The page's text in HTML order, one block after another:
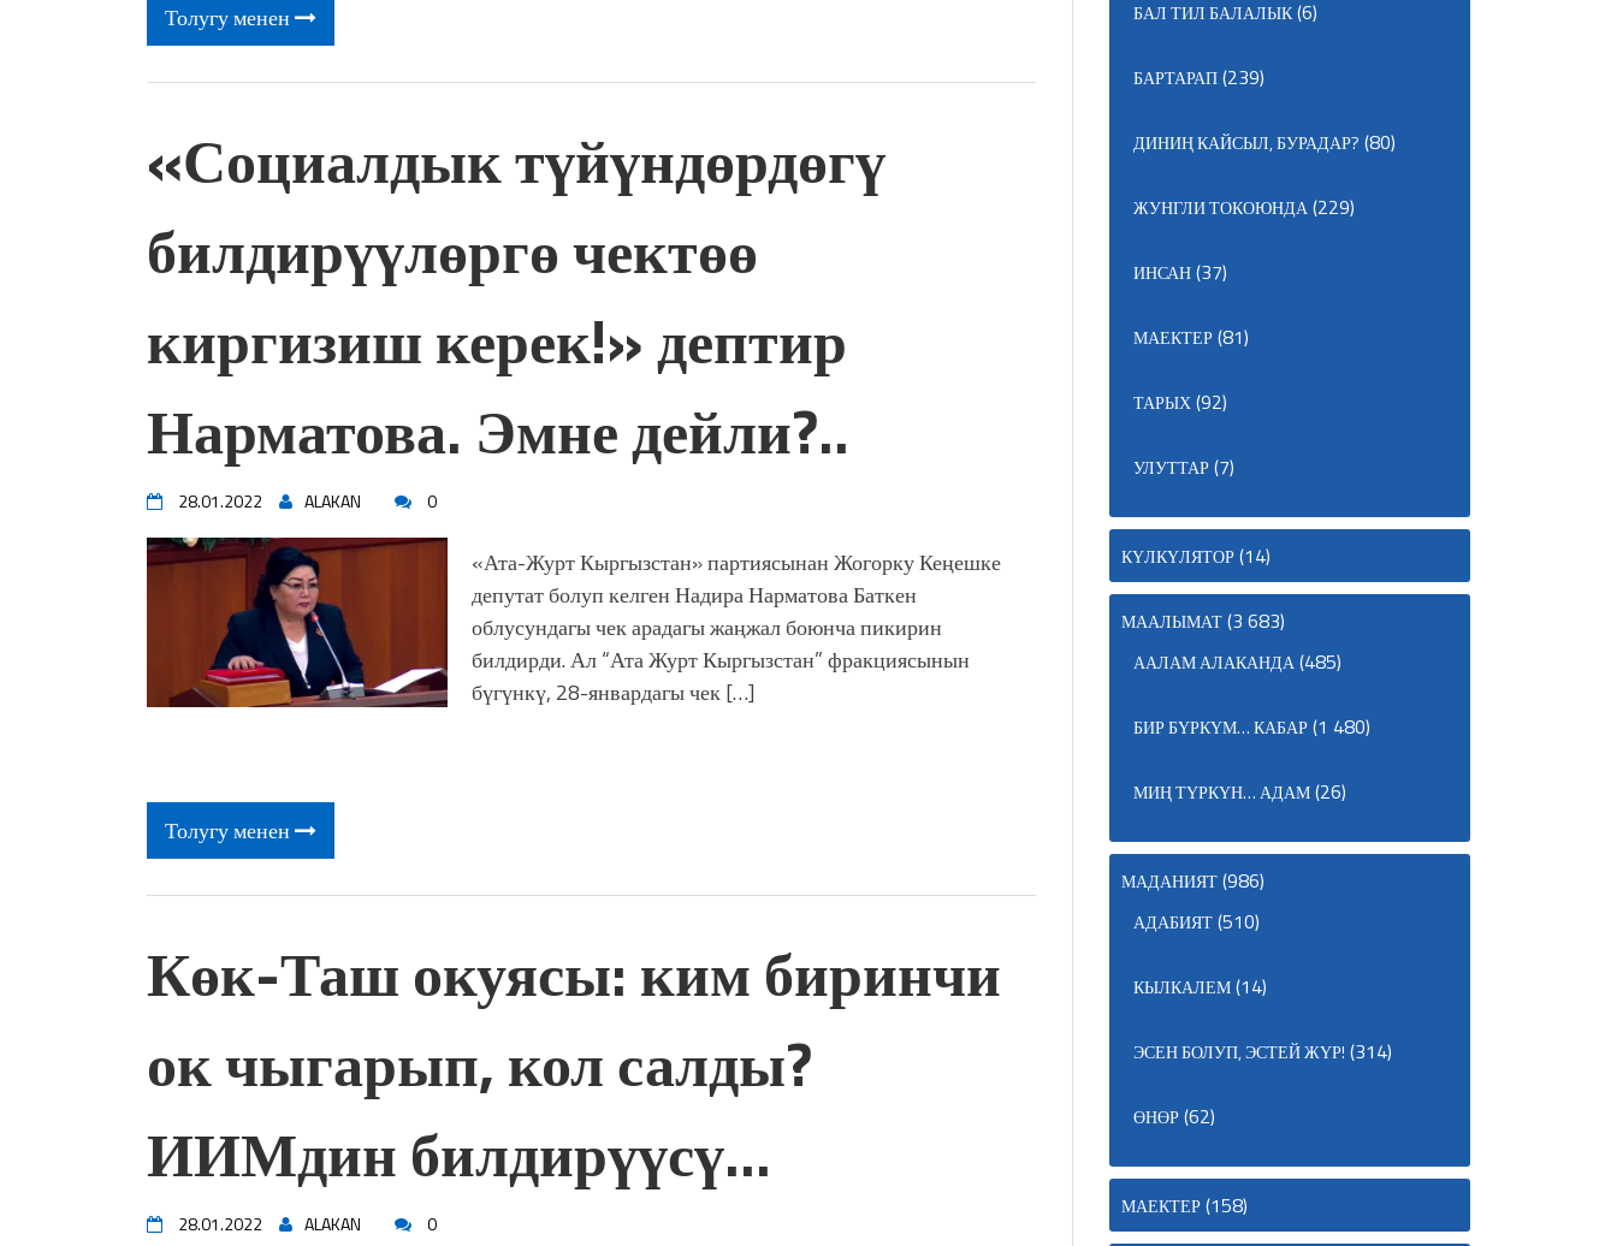
Толугу менен
«Социалдык түйүндөрдөгү
билдирүүлөргө чектөө
киргизиш керек!» дептир
Нарматова. Эмне дейли?..
28.01.2022 ALAKAN 0
«Ата-Журт Кыргызстан» партиясынан Жогорку Кеңешке
депутат болуп келген Надира Нарматова Баткен
облусундагы чек арадагы жаңжал боюнча пикирин
билдирди. Ал “Ата Журт Кыргызстан” фракциясынын
бүгүнкү, 28-январдагы чек […]
Толугу менен
Көк-Таш окуясы: ким биринчи
ок чыгарып, кол салды?
ИИМдин билдирүүсү…
28.01.2022 ALAKAN 0
БАЛ ТИЛ БАЛАЛЫК(6)
БАРТАРАП(239)
ДИНИҢ КАЙСЫЛ, БУРАДАР? (80)
ЖУНГЛИ ТОКОЮНДА(229)
ИНСАН(37)
МАЕКТЕР(81)
ТАРЫХ(92)
УЛУТТАР(7)
КҮЛКҮЛЯТОР(14)
МААЛЫМАТ(3 683)
ААЛАМ АЛАКАНДА(485)
БИР БҮРКҮМ… КАБАР(1 480)
МИҢ ТҮРКҮН… АДАМ(26)
МАДАНИЯТ(986)
АДАБИЯТ(510)
КЫЛКАЛЕМ(14)
ЭСЕН БОЛУП, ЭСТЕЙ ЖҮР! (314)
ӨНӨР(62)
МАЕКТЕР(158)